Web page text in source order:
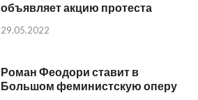
объявляет акцию протеста
29.05.2022
Роман Феодори ставит в
Большом феминистскую оперу